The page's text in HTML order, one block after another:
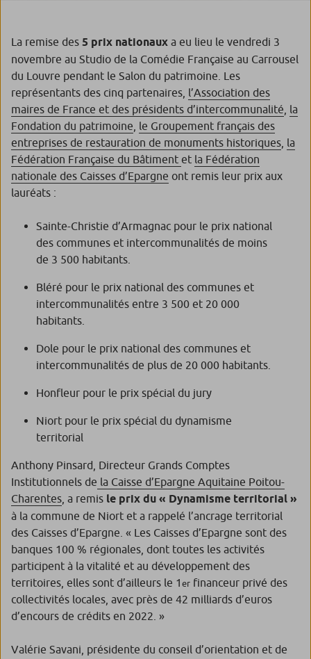
La remise des 5 prix nationaux a eu lieu le vendredi 3
novembre au Studio de la Comédie Française au Carrousel
du Louvre pendant le Salon du patrimoine. Les
représentants des cinq partenaires, l’Association des
maires de France et des présidents d’intercommunalité la
Fondation du patrimoine le Groupement français des
entreprises de restauration de monuments historiques la
Fédération Française du Bâtiment et la Fédération
nationale des Caisses d’Epargne ont remis leur prix aux
lauréats :
Sainte-Christie d’Armagnac pour le prix national
des communes et intercommunalités de moins
de 3 500 habitants.
Bléré pour le prix national des communes et
intercommunalités entre 3 500 et 20 000
habitants.
Dole pour le prix national des communes et
intercommunalités de plus de 20 000 habitants.
Honfleur pour le prix spécial du jury
Niort pour le prix spécial du dynamisme
territorial
Anthony Pinsard, Directeur Grands Comptes
Institutionnels de la Caisse d’Epargne Aquitaine Poitou-
Charentes , a remis le prix du « Dynamisme territorial »
à la commune de Niort et a rappelé l’ancrage territorial
des Caisses d’Epargne. « Les Caisses d’Epargne sont des
banques 100 % régionales, dont toutes les activités
participent à la vitalité et au développement des
territoires, elles sont d’ailleurs le 1er financeur privé des
collectivités locales, avec près de 42 milliards d’euros
d’encours de crédits en 2022. »
Valérie Savani, présidente du conseil d’orientation et de